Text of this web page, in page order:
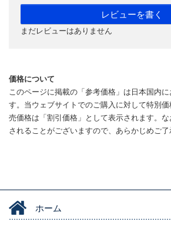
レビューを書く
まだレビューはありません
価格について
このページに掲載の「参考価格」は日本国内
す。当ウェブサイトでのご購入に対して特別
売価格は「割引価格」として表示されます。
されることがございますので、あらかじめご了
ホーム